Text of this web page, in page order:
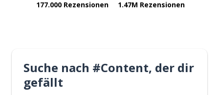
177.000 Rezensionen 1.47M Rezensionen
Suche nach #Content, der dir
gefällt